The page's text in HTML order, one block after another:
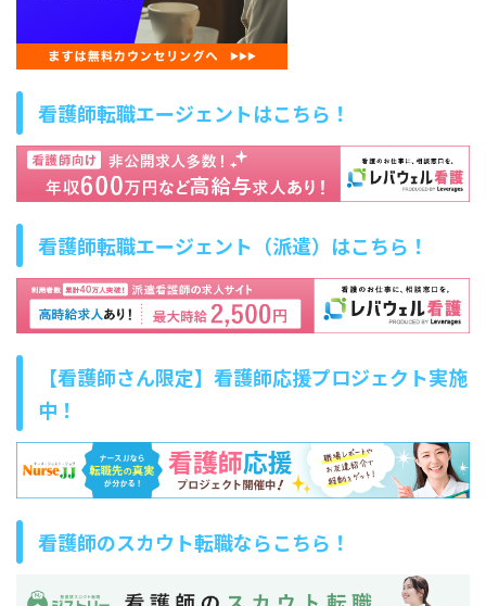
看護師転職エージェントはこちら！
看護師転職エージェント（派遣）はこちら！
【看護師さん限定】看護師応援プロジェクト実施
中！
看護師のスカウト転職ならこちら！